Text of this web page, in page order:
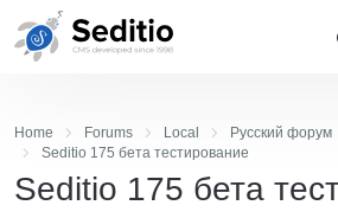
Home Forums Local
Русский форум
Seditio 175 бета тестирование
Seditio 175 бета